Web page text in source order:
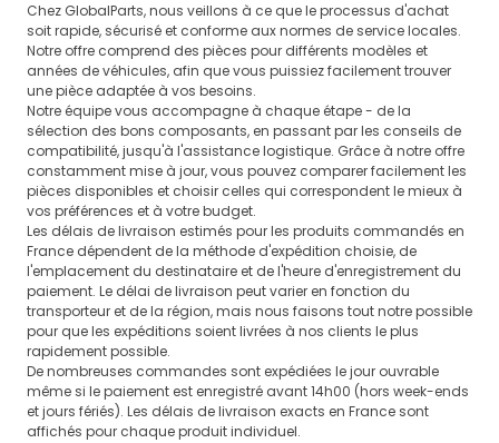
Chez GlobalParts, nous veillons à ce que le processus d'achat
soit rapide, sécurisé et conforme aux normes de service locales.
Notre offre comprend des pièces pour différents modèles et
années de véhicules, afin que vous puissiez facilement trouver
une pièce adaptée à vos besoins.
Notre équipe vous accompagne à chaque étape - de la
sélection des bons composants, en passant par les conseils de
compatibilité, jusqu'à l'assistance logistique. Grâce à notre offre
constamment mise à jour, vous pouvez comparer facilement les
pièces disponibles et choisir celles qui correspondent le mieux à
vos préférences et à votre budget.
Les délais de livraison estimés pour les produits commandés en
France dépendent de la méthode d'expédition choisie, de
l'emplacement du destinataire et de l'heure d'enregistrement du
paiement. Le délai de livraison peut varier en fonction du
transporteur et de la région, mais nous faisons tout notre possible
pour que les expéditions soient livrées à nos clients le plus
rapidement possible.
De nombreuses commandes sont expédiées le jour ouvrable
même si le paiement est enregistré avant 14h00 (hors week-ends
et jours fériés). Les délais de livraison exacts en France sont
affichés pour chaque produit individuel.